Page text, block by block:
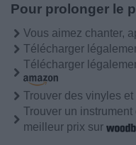
Pour prolonger le
Vous aimez chanter,
Télécharger
Télécharger
Trouver des vinyles
Trouver un
meilleur prix sur